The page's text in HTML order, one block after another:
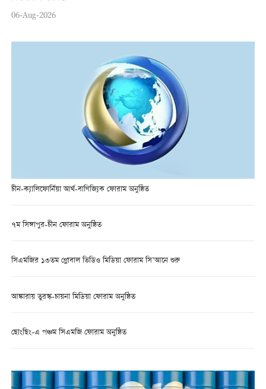
06-Aug-2026
চীন-ক্যালিফোর্নিয়া আর্থ-বাণিজ্যিক ফোরাম অনুষ্ঠিত
৭ম সিঙ্গাপুর-চীন ফোরাম অনুষ্ঠিত
সিএমজির ১৩তম গ্লোবাল ভিডিও মিডিয়া ফোরাম সি’আনে শুরু
আঙ্কারায় তুরস্ক-চায়না মিডিয়া ফোরাম অনুষ্ঠিত
ছোংছিং-এ পঞ্চম সিএমজি ফোরাম অনুষ্ঠিত